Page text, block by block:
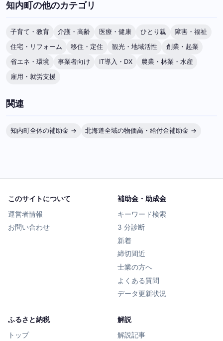
知内町の他のカテゴリ
子育て・教育 介護・高齢 医療・健康 ひとり親
障害・福祉
住宅・リフォーム
移住・定住 観光・地域活性
創業・起業
省エネ・環境
事業者向け IT導入・DX
農業・林業・水産
雇用・就労支援
関連
知内町全体の補助金 → 北海道全域の物価高・給付金補助金 →
このサイトについて
運営者情報
お問い合わせ
補助金・助成金
キーワード検索
3 分診断
新着
締切間近
士業の方へ
よくある質問
データ更新状況
ふるさと納税
トップ
解説
解説記事